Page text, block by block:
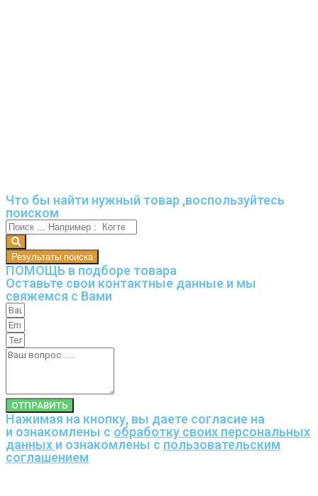
Что бы найти нужный товар ,воспользуйтесь
поиском
Результаты поиска
ПОМОЩЬ в подборе товара
Оставьте свои контактные данные и мы
свяжемся с Вами
ОТПРАВИТЬ
Нажимая на кнопку, вы даете согласие на
и ознакомлены с обработку своих персональных
данных и ознакомлены с пользовательским
соглашением